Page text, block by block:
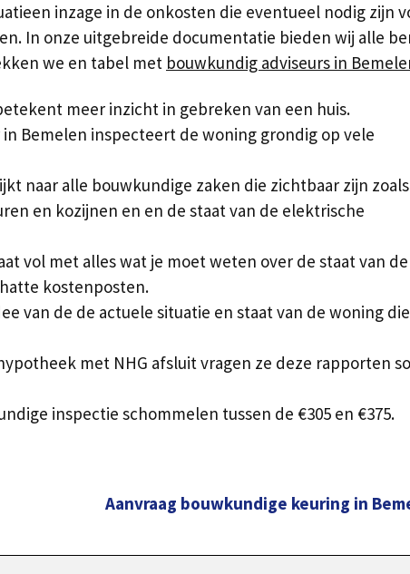
inzage in de onkosten die eventueel nodig zijn
In onze uitgebreide documentatie bieden wij alle
we en tabel met bouwkundig adviseurs in
meer inzicht in gebreken van een huis.
Bemelen inspecteert de woning grondig op vele
naar alle bouwkundige zaken die zichtbaar zijn zoals
en kozijnen en en de staat van de elektrische
vol met alles wat je moet weten over de staat van de
kostenposten.
van de de actuele situatie en staat van de woning
met NHG afsluit vragen ze deze rapporten
inspectie schommelen tussen de €305 en €375.
Aanvraag bouwkundige keuring in